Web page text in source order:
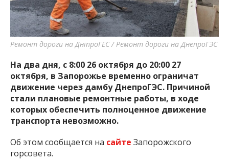
важную информацию о событиях
города Запорожья и области.
Ремонт дороги на ДніпроГЕС / Ремонт дороги на ДнепроГЭС
На два дня, с 8:00 26 октября до 20:00 27
октября, в Запорожье временно ограничат
движение через дамбу ДнепроГЭС. Причиной
стали плановые ремонтные работы, в ходе
которых обеспечить полноценное движение
транспорта невозможно.
Об этом сообщается на сайте Запорожского
горсовета.